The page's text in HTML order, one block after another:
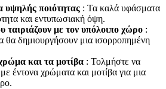
υψηλής ποιότητας : Τα καλά υφάσματα
και εντυπωσιακή όψη.
ταιριάζουν με τον υπόλοιπο χώρο :
θα δημιουργήσουν μια ισορροπημένη
και τα μοτίβα : Τολμήστε να
με έντονα χρώματα και μοτίβα για μια